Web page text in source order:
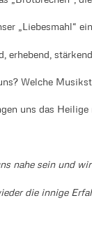
„Liebesmahl“
erhebend,
Welche
uns das Heilige
nahe sein und
die innige